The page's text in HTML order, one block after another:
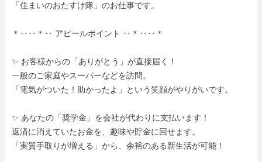
「住まいのおたすけ隊」のお仕事です。
＊‥‥＊‥ アピールポイント ‥＊‥‥＊
✨ お客様からの「ありがとう」が直接届く！
一般のご家庭やスーパーなどを訪問。
「電気がついた！助かったよ」という笑顔がやりがいです。
✨ あなたの「奨学金」を会社が代わりに支払います！
返済に消えていたお金を、趣味や貯金に回せます。
「実質手取りが増える」から、余裕のある新生活が可能！